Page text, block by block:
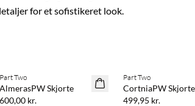
for et sofistikeret look.
NYHED
Part Two
AlmerasPW Skjorte
600,00 kr.
NYHED
Part Two
CortniaPW Skjorte
499,95 kr.